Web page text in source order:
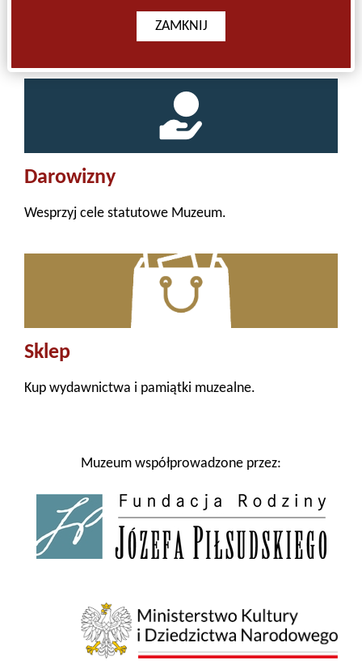
Darowizny
Wesprzyj cele statutowe Muzeum.
Sklep
Kup wydawnictwa i pamiątki muzealne.
Muzeum współprowadzone przez:
ZAMKNIJ